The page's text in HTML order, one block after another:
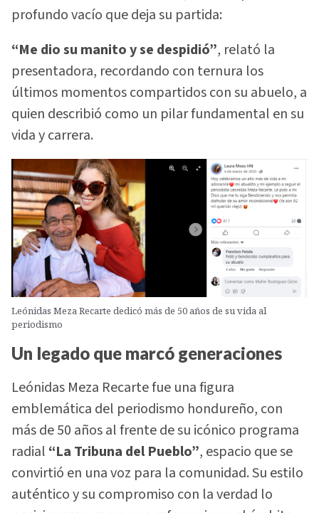
profundo vacío que deja su partida:
“Me dio su manito y se despidió”, relató la
presentadora, recordando con ternura los
últimos momentos compartidos con su abuelo, a
quien describió como un pilar fundamental en su
vida y carrera.
Leónidas Meza Recarte dedicó más de 50 años de su vida al
periodismo
Un legado que marcó generaciones
Leónidas Meza Recarte fue una figura
emblemática del periodismo hondureño, con
más de 50 años al frente de su icónico programa
radial “La Tribuna del Pueblo”, espacio que se
convirtió en una voz para la comunidad. Su estilo
auténtico y su compromiso con la verdad lo